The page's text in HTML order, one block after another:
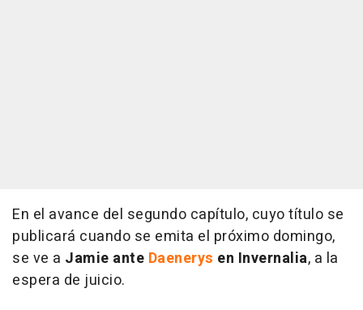
En el avance del segundo capítulo, cuyo título se
publicará cuando se emita el próximo domingo,
se ve a Jamie ante Daenerys en Invernalia, a la
espera de juicio.